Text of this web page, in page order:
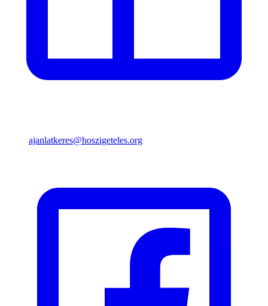
ajanlatkeres@hoszigeteles.org